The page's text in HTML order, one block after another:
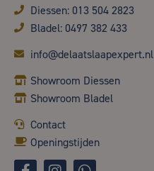
Diessen: 013 504 2823
Bladel: 0497 382 433
info@delaatslaapexpert.nl
Showroom Diessen
Showroom Bladel
Contact
Openingstijden